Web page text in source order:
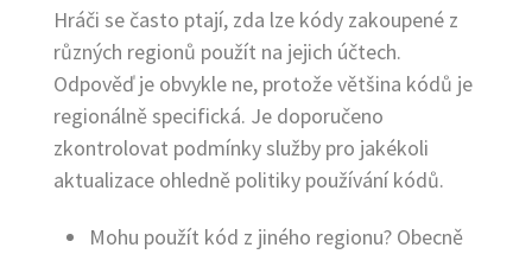
Hráči se často ptají, zda lze kódy zakoupené z
různých regionů použít na jejich účtech.
Odpověď je obvykle ne, protože většina kódů je
regionálně specifická. Je doporučeno
zkontrolovat podmínky služby pro jakékoli
aktualizace ohledně politiky používání kódů.
Mohu použít kód z jiného regionu? Obecně